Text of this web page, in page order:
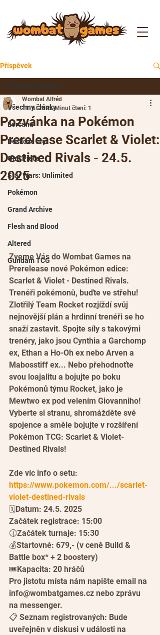
Příspěvek
Všechny články
Lorcana
Deskové hry
One Piece
Star Wars: Unlimited
Pokémon
Grand Archive
Flesh and Blood
Altered
Gundam TCG
Všechny články
Pozvánka na Pokémon
Prerelease Scarlet & Violet:
Destined Rivals - 24.5.
2025
Wombat Alfréd
11. 5. 2025 Minut čtení: 1
Zveme Vás do Wombat Games na
Prerelease nové Pokémon edice:
Scarlet & Violet - Destined Rivals.
Trenéři pokémonů, buďte ve střehu!
Zlotřilý Team Rocket rozjíždí svůj
nejnovější plán a hrdinní trenéři se ho
snaží zastavit. Spojte síly s takovými
trenéry, jako jsou Cynthia a Garchomp
ex, Ethan a Ho-Oh ex nebo Arven a
Mabosstiff ex... Nebo přehodnoťte
svou loajalitu a bojujte po boku
Pokémonů týmu Rocket, jako je
Mewtwo ex pod velením Giovanniho!
Vyberte si stranu, shromážděte své
spojence a směle bojujte v rozšíření
Pokémon TCG: Scarlet & Violet-
Destined Rivals!
Zde víc info o setu:
https://www.pokemon.com/.../scarlet-
violet-destined-rivals
🗓️Datum: 24.5. 2025
Začátek registrace: 15:00
🕧Začátek turnaje: 15:30
💰Startovné: 679,- (v ceně Build &
Battle box* + 2 boostery)
🎟️Kapacita: 20 hráčů
Pro jistotu místa nám napište email na
info@wombatgames.cz nebo zprávu
na messenger.
📋 Seznam registrovaných: Bude
uveřejněn v diskusi v události na